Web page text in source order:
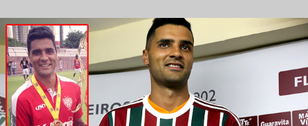
lateral
Giovanni
ao
Fluminense
e